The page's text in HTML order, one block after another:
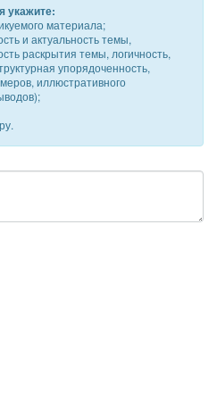
укажите:
материала;
и актуальность темы,
раскрытия темы, логичность,
упорядоченность,
иллюстративного